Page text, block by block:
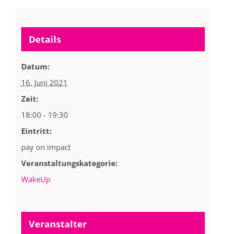
Details
Datum:
16. Juni 2021
Zeit:
18:00 - 19:30
Eintritt:
pay on impact
Veranstaltungskategorie:
WakeUp
Veranstalter